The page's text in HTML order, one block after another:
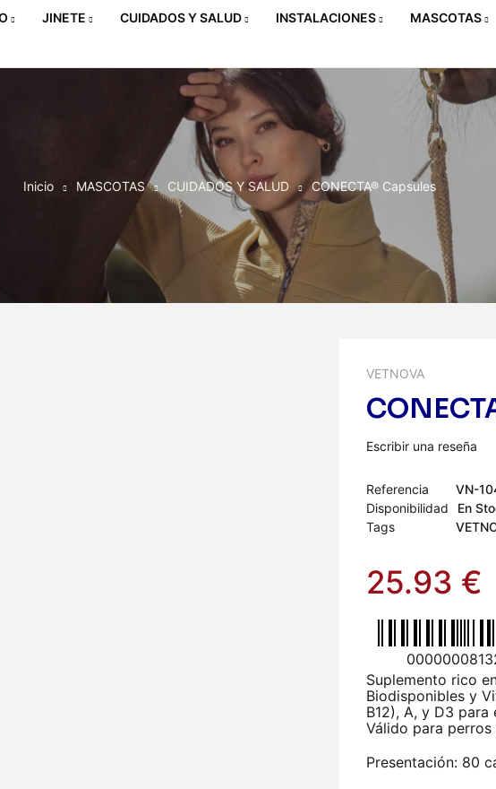
JINETE CUIDADOS Y SALUD INSTALACIONES MASCOTAS
Inicio MASCOTAS CUIDADOS Y SALUD CONECTA® Capsules
VETNOVA
Escribir una reseña
Referencia
VN-
Disponibilidad
En
Tags
25.93 €
Suplemento rico
Biodisponibles y
B12), A, y D3
Válido para perros
Presentación: 80